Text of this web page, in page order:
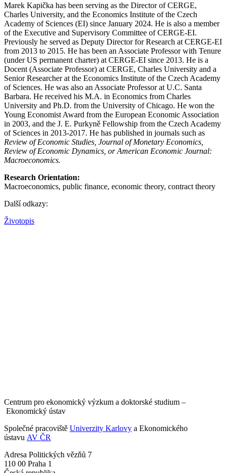
Marek Kapička has been serving as the Director of CERGE,
Charles University, and the Economics Institute of the Czech
Academy of Sciences (EI) since January 2024. He is also a member
of the Executive and Supervisory Committee of CERGE-EI.
Previously he served as Deputy Director for Research at CERGE-EI
from 2013 to 2015. He has been an Associate Professor with Tenure
(under US permanent charter) at CERGE-EI since 2013. He is a
Docent (Associate Professor) at CERGE, Charles University and a
Senior Researcher at the Economics Institute of the Czech Academy
of Sciences. He was also an Associate Professor at U.C. Santa
Barbara. He received his M.A. in Economics from Charles
University and Ph.D. from the University of Chicago. He won the
Young Economist Award from the European Economic Association
in 2003, and the J. E. Purkyně Fellowship from the Czech Academy
of Sciences in 2013-2017. He has published in journals such as
Review of Economic Studies, Journal of Monetary Economics,
Review of Economic Dynamics, or American Economic Journal:
Macroeconomics.
Research Orientation:
Macroeconomics, public finance, economic theory, contract theory
Další odkazy:
Životopis
Centrum pro ekonomický výzkum a doktorské studium –
Ekonomický ústav
Společné pracoviště Univerzity Karlovy a Ekonomického
ústavu AV ČR
Adresa Politických vězňů 7
110 00 Praha 1